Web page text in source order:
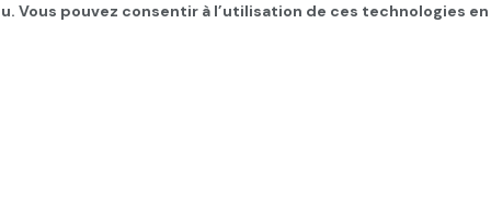
pouvez consentir à l’utilisation de ces technologies